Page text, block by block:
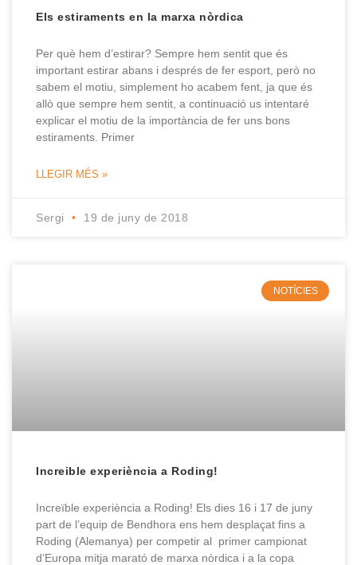
Els estiraments en la marxa nòrdica
Per què hem d’estirar? Sempre hem sentit que és
important estirar abans i després de fer esport, però no
sabem el motiu, simplement ho acabem fent, ja que és
allò que sempre hem sentit, a continuació us intentaré
explicar el motiu de la importància de fer uns bons
estiraments. Primer
LLEGIR MÉS »
Sergi 19 de juny de 2018
NOTÍCIES
Increible experiència a Roding!
Increïble experiència a Roding! Els dies 16 i 17 de juny
part de l’equip de Bendhora ens hem desplaçat fins a
Roding (Alemanya) per competir al primer campionat
d’Europa mitja marató de marxa nòrdica i a la copa